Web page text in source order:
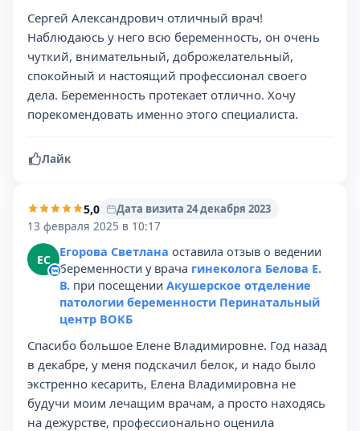
Сергей Александрович отличный врач!
Наблюдаюсь у него всю беременность, он очень
чуткий, внимательный, доброжелательный,
спокойный и настоящий профессионал своего
дела. Беременность протекает отлично. Хочу
порекомендовать именно этого специалиста.
Лайк
5,0
Дата визита 24 декабря 2023
13 февраля 2025 в 10:17
ЕС Егорова Светлана оставила отзыв о ведении
беременности у врача гинеколога Белова Е.
В. при посещении Акушерское отделение
патологии беременности Перинатальный
центр ВОКБ
Спасибо большое Елене Владимировне. Год назад
в декабре, у меня подскачил белок, и надо было
экстренно кесарить, Елена Владимировна не
будучи моим лечащим врачам, а просто находясь
на дежурстве, профессионально оценила